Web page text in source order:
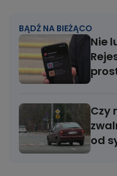
BĄDŹ NA BIEŻĄCO
Nie
Czy
od